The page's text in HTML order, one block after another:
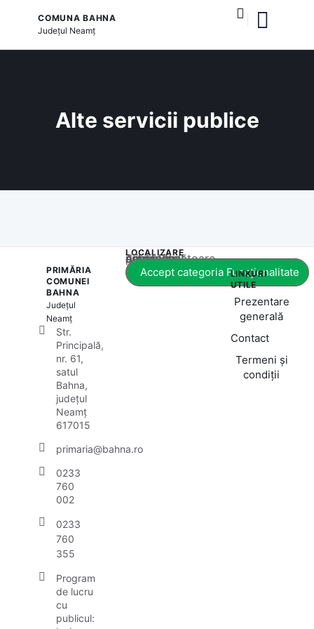
COMUNA BAHNA
Județul Neamț
Alte servicii publice
PRIMĂRIA
COMUNEI
BAHNA
Județul
Neamț
Str.
Principală,
nr. 61,
satul
Bahna,
județul
Neamț
617015
primaria@bahna.ro
0233
760
002
0233
760
355
Program
de lucru
cu
publicul:
LOCALIZARE
Acest conținut este blocat până când acceptați categoria corespunzătoare de cookie-uri.
Accept categoria Funcționalitate
LINKURI
UTILE
Prezentare
generală
Contact
Termeni și
condiții